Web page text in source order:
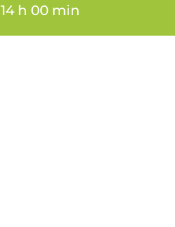
14 h 00 min